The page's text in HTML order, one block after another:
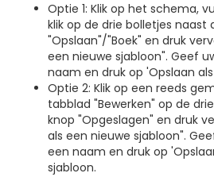
Optie 1: Klik op het schema,
klik op de drie bolletjes naast
"Opslaan"/"Boek" en druk
een nieuwe sjabloon". Geef
naam en druk op 'Opslaan
Optie 2: Klik op een reeds
tabblad "Bewerken" op de
knop "Opgeslagen" en druk
als een nieuwe sjabloon".
een naam en druk op
sjabloon.